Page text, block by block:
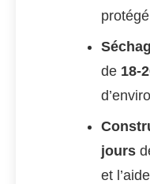
de 18-
jours
et